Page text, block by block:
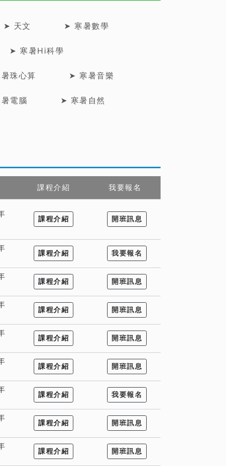
➤ 天文 ➤ 寒暑數學
➤ 寒暑Hi科學
珠心算 ➤ 寒暑音樂
電腦 ➤ 寒暑自然
課程介紹 我要報名
課程介紹 開班訊息
課程介紹 我要報名
課程介紹 開班訊息
課程介紹 開班訊息
課程介紹 開班訊息
課程介紹 開班訊息
課程介紹 我要報名
課程介紹 開班訊息
課程介紹 開班訊息